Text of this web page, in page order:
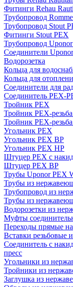
Фитинги Rehau
Трубопровод
Трубопровод Stout
Фитинги Stout PEX
Трубопровод
Соединители
Водорозетка
Кольца для
Кольца для
Соединители для
Соединитель PEX-
Тройник PEX
Тройник PEX-
Тройник PEX-
Угольник PEX
Угольник PEX ВР
Угольник PEX НР
Штуцер PEX c
Штуцер PEX ВР
Трубы Uponor PEX
Трубы из
Трубопровод из
Трубы из
Водорозетки из
Муфты
Переходы прямые
Вставки резьбовые
Соединитель с
пресс
Угольники из
Тройники из
Заглушка из